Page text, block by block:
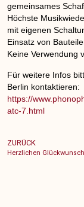
gemeinsames
Höchste
mit eigenen
Einsatz von
Keine Verwendung
Für weitere Infos
Berlin kontaktieren:
https://
atc-7.html
ZURÜCK DE